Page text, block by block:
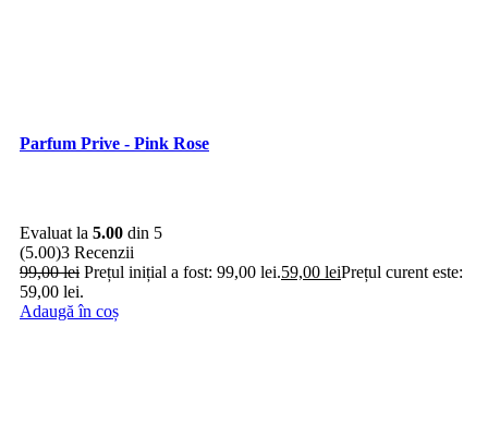
Parfum Prive - Pink Rose
Evaluat la 5.00 din 5
(5.00)3 Recenzii
99,00lei Prețul inițial a fost: 99,00 lei.59,00 leiPrețul curent este:
59,00 lei.
Adaugă în coș